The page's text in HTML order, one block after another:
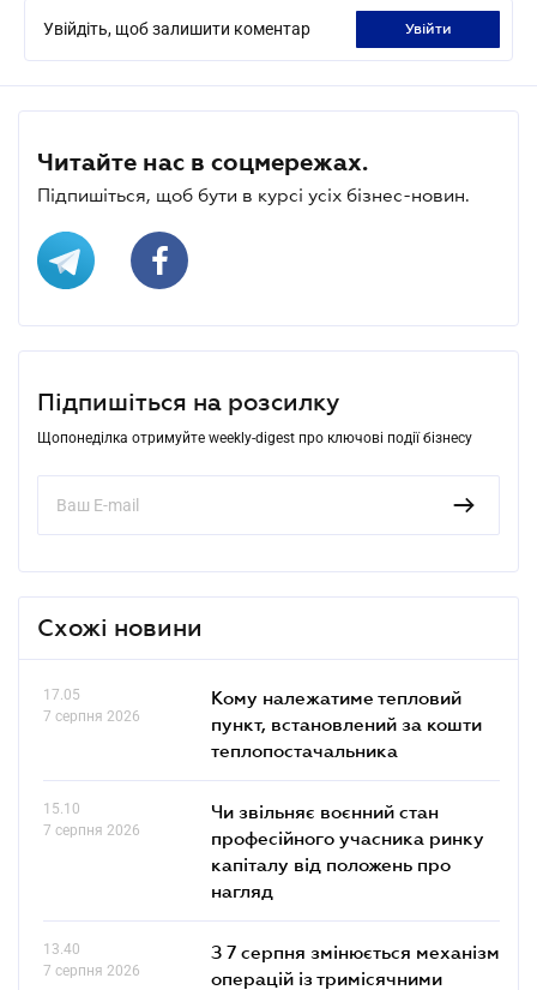
Увійдіть, щоб залишити коментар увійти
Читайте нас в соцмережах.
Підпишіться, щоб бути в курсі усіх бізнес-новин.
Підпишіться на розсилку
Щопонеділка отримуйте weekly-digest про ключові події бізнесу
Схожі новини
17.05
7 серпня 2026
Кому належатиме тепловий
пункт, встановлений за кошти
теплопостачальника
15.10
7 серпня 2026
Чи звільняє воєнний стан
професійного учасника ринку
капіталу від положень про
нагляд
13.40
7 серпня 2026
З 7 серпня змінюється механізм
операцій із тримісячними